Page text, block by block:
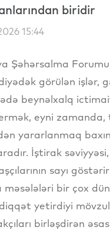
biridir
15:44
Şəhərsalma
görülən işlər,
beynəlxalq
eyni zamanda,
yararlanmaq
İştirak
sayı
məsələləri bir çox
yetirdiyi
birləşdirən